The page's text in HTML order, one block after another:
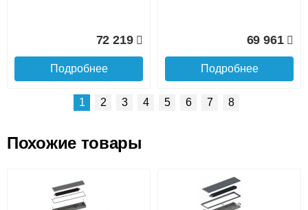
72 219
Подробнее
69 961
Подробнее
ITTB.090.250.1400 с
решеткой GRILL.SGW-25-
ITTB.090.250.1300 с
решеткой GRILL.SGW-25-
1 2 3 4 5 6 7 8
Похожие товары